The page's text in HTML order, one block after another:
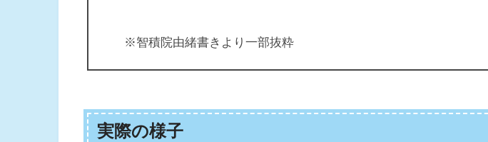
※智積院由緒書きより一部抜粋
実際の様子